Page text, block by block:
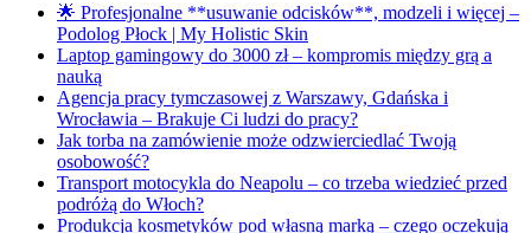
🌟 Profesjonalne **usuwanie odcisków**, modzeli i więcej –
Podolog Płock | My Holistic Skin
Laptop gamingowy do 3000 zł – kompromis między grą a
nauką
Agencja pracy tymczasowej z Warszawy, Gdańska i
Wrocławia – Brakuje Ci ludzi do pracy?
Jak torba na zamówienie może odzwierciedlać Twoją
osobowość?
Transport motocykla do Neapolu – co trzeba wiedzieć przed
podróżą do Włoch?
Produkcja kosmetyków pod własną marką – czego oczekują